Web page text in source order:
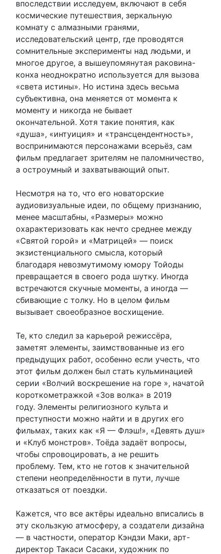
впоследствии исследуем, включают в себя
космические путешествия, зеркальную
комнату с алмазными гранями,
исследовательский центр, где проводятся
сомнительные эксперименты над людьми, и
многое другое, а вышеупомянутая раковина-
конха неоднократно используется для вызова
«света истины». Но истина здесь весьма
субъективна, она меняется от момента к
моменту и никогда не бывает
окончательной. Хотя такие понятия, как
«душа», «интуиция» и «трансцендентность»,
воспринимаются персонажами всерьёз, сам
фильм предлагает зрителям не паломничество,
а остроумный и захватывающий опыт.
Несмотря на то, что его новаторские
аудиовизуальные идеи, по общему признанию,
менее масштабны, «Размеры» можно
охарактеризовать как нечто среднее между
«Святой горой» и «Матрицей» — поиск
экзистенциального смысла, который
благодаря невозмутимому юмору Тойоды
превращается в своего рода шутку. Иногда
встречаются скучные моменты, а иногда —
сбивающие с толку. Но в целом фильм
вызывает своеобразное восхищение.
Те, кто следил за карьерой режиссёра,
заметят элементы, заимствованные из его
предыдущих работ, особенно если учесть, что
этот фильм должен был стать кульминацией
серии «Волчий воскрешение на горе », начатой
короткометражкой «Зов волка» в 2019
году. Элементы религиозного культа и
преступности можно найти и в других его
фильмах, таких как «Я — Флэш!», «Девять душ»
и «Клуб монстров». Тоёда задаёт вопросы,
чтобы спровоцировать, а не решить
проблему. Тем, кто не готов к значительной
степени неопределённости в пути, лучше
отказаться от поездки.
Кажется, что все актёры идеально вписались в
эту скользкую атмосферу, а создатели дизайна
— в частности, оператор Кэндзи Маки, арт-
директор Такаси Сасаки, художник по